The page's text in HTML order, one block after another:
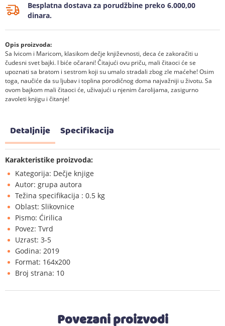
Besplatna dostava za porudžbine preko 6.000,00
dinara.
Opis proizvoda:
Sa Ivicom i Maricom, klasikom dečje književnosti, deca će zakoračiti u
čudesni svet bajki. I biće očarani! Čitajući ovu priču, mali čitaoci će se
upoznati sa bratom i sestrom koji su umalo stradali zbog zle maćehe! Osim
toga, naučiće da su ljubav i toplina porodičnog doma najvažniji u životu. Sa
ovom bajkom mali čitaoci će, uživajući u njenim čarolijama, zasigurno
zavoleti knjigu i čitanje!
Detaljnije Specifikacija
Karakteristike proizvoda:
Kategorija: Dečje knjige
Autor: grupa autora
Težina specifikacija : 0.5 kg
Oblast: Slikovnice
Pismo: Ćirilica
Povez: Tvrd
Uzrast: 3-5
Godina: 2019
Format: 164x200
Broj strana: 10
Povezani proizvodi